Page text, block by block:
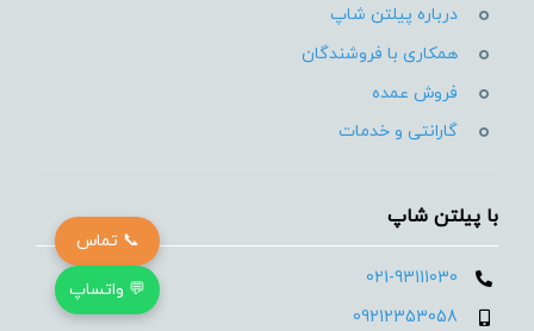
درباره پیلتن شاپ
همکاری با فروشندگان
فروش عمده
گارانتی و خدمات
با پیلتن شاپ
021-93111030
09212353058
📞 تماس
💬 واتساپ